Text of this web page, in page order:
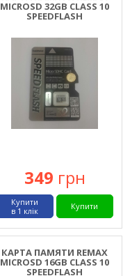
MICROSD 32GB CLASS 10
SPEEDFLASH
349 грн
Купити
Купити
в 1 клік
КАРТА ПАМЯТИ REMAX
MICROSD 16GB CLASS 10
SPEEDFLASH